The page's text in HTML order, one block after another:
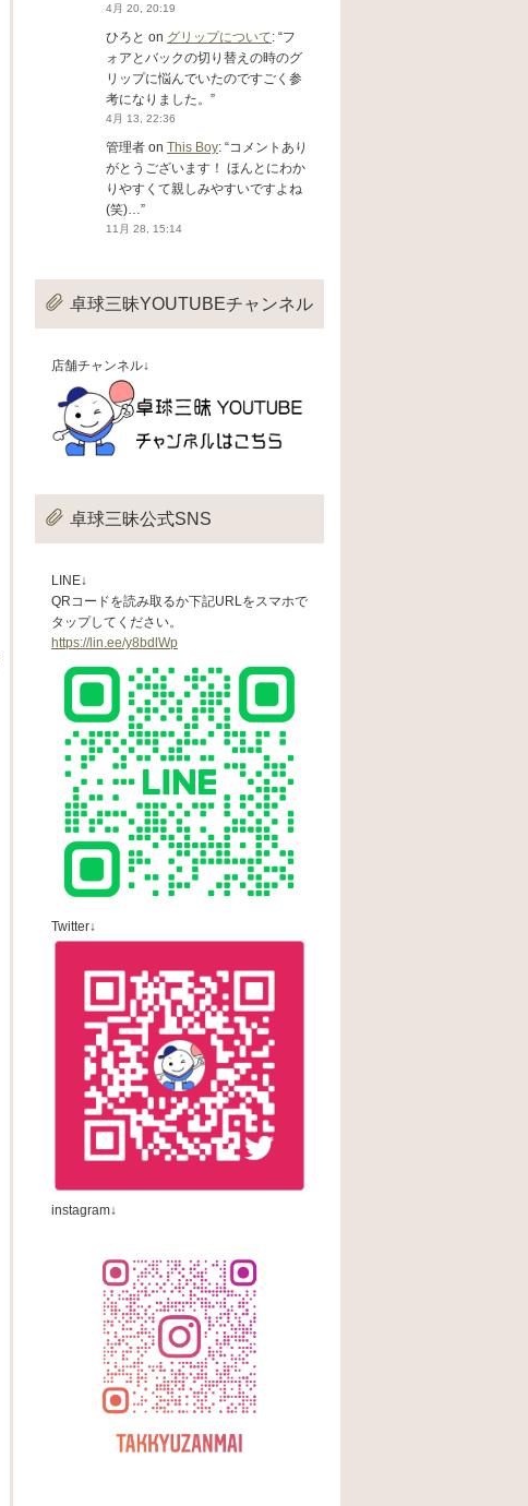
4月 20, 20:19
ひろと on グリップについて: “フ
ォアとバックの切り替えの時のグ
リップに悩んでいたのですごく参
考になりました。 ”
4月 13, 22:36
管理者 on This Boy: “コメントあり
がとうございます！ ほんとにわか
りやすくて親しみやすいですよね
(笑)…”
11月 28, 15:14
卓球三昧YOUTUBEチャンネル
店舗チャンネル↓
卓球三昧公式SNS
LINE↓
QRコードを読み取るか下記URLをスマホで
タップしてください。
https://lin.ee/y8bdlWp
Twitter↓
instagram↓